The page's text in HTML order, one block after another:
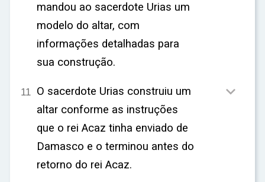
mandou ao sacerdote Urias um
modelo do altar, com
informações detalhadas para
sua construção.
11 O sacerdote Urias construiu um
altar conforme as instruções
que o rei Acaz tinha enviado de
Damasco e o terminou antes do
retorno do rei Acaz.
